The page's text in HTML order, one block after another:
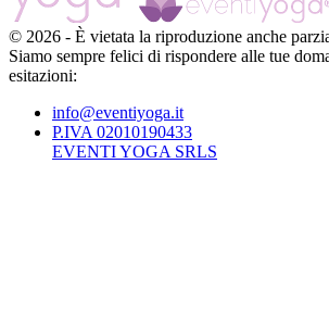
© 2026 - È vietata la riproduzione anche
Siamo sempre felici di rispondere alle tue
esitazioni:
info@eventiyoga.it
P.IVA 02010190433
EVENTI YOGA SRLS